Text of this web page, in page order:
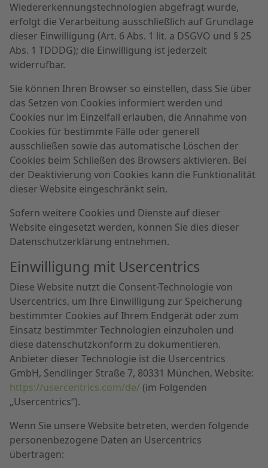
Wiedererkennungstechnologien abgefragt wurde,
erfolgt die Verarbeitung ausschließlich auf Grundlage
dieser Einwilligung (Art. 6 Abs. 1 lit. a DSGVO und § 25
Abs. 1 TDDDG); die Einwilligung ist jederzeit
widerrufbar.
Sie können Ihren Browser so einstellen, dass Sie über
das Setzen von Cookies informiert werden und
Cookies nur im Einzelfall erlauben, die Annahme von
Cookies für bestimmte Fälle oder generell
ausschließen sowie das automatische Löschen der
Cookies beim Schließen des Browsers aktivieren. Bei
der Deaktivierung von Cookies kann die Funktionalität
dieser Website eingeschränkt sein.
Sofern weitere Cookies und Dienste auf dieser
Website eingesetzt werden, können Sie dies dieser
Datenschutzerklärung entnehmen.
Einwilligung mit Usercentrics
Diese Website nutzt die Consent-Technologie von
Usercentrics, um Ihre Einwilligung zur Speicherung
bestimmter Cookies auf Ihrem Endgerät oder zum
Einsatz bestimmter Technologien einzuholen und
diese datenschutzkonform zu dokumentieren.
Anbieter dieser Technologie ist die Usercentrics
GmbH, Sendlinger Straße 7, 80331 München, Website:
https://usercentrics.com/de/ (im Folgenden
„Usercentrics“).
Wenn Sie unsere Website betreten, werden folgende
personenbezogene Daten an Usercentrics
übertragen: